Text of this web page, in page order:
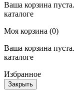
Ваша корзина
каталоге
Моя корзина (0)
Ваша корзина
каталоге
Избранное
Закрыть